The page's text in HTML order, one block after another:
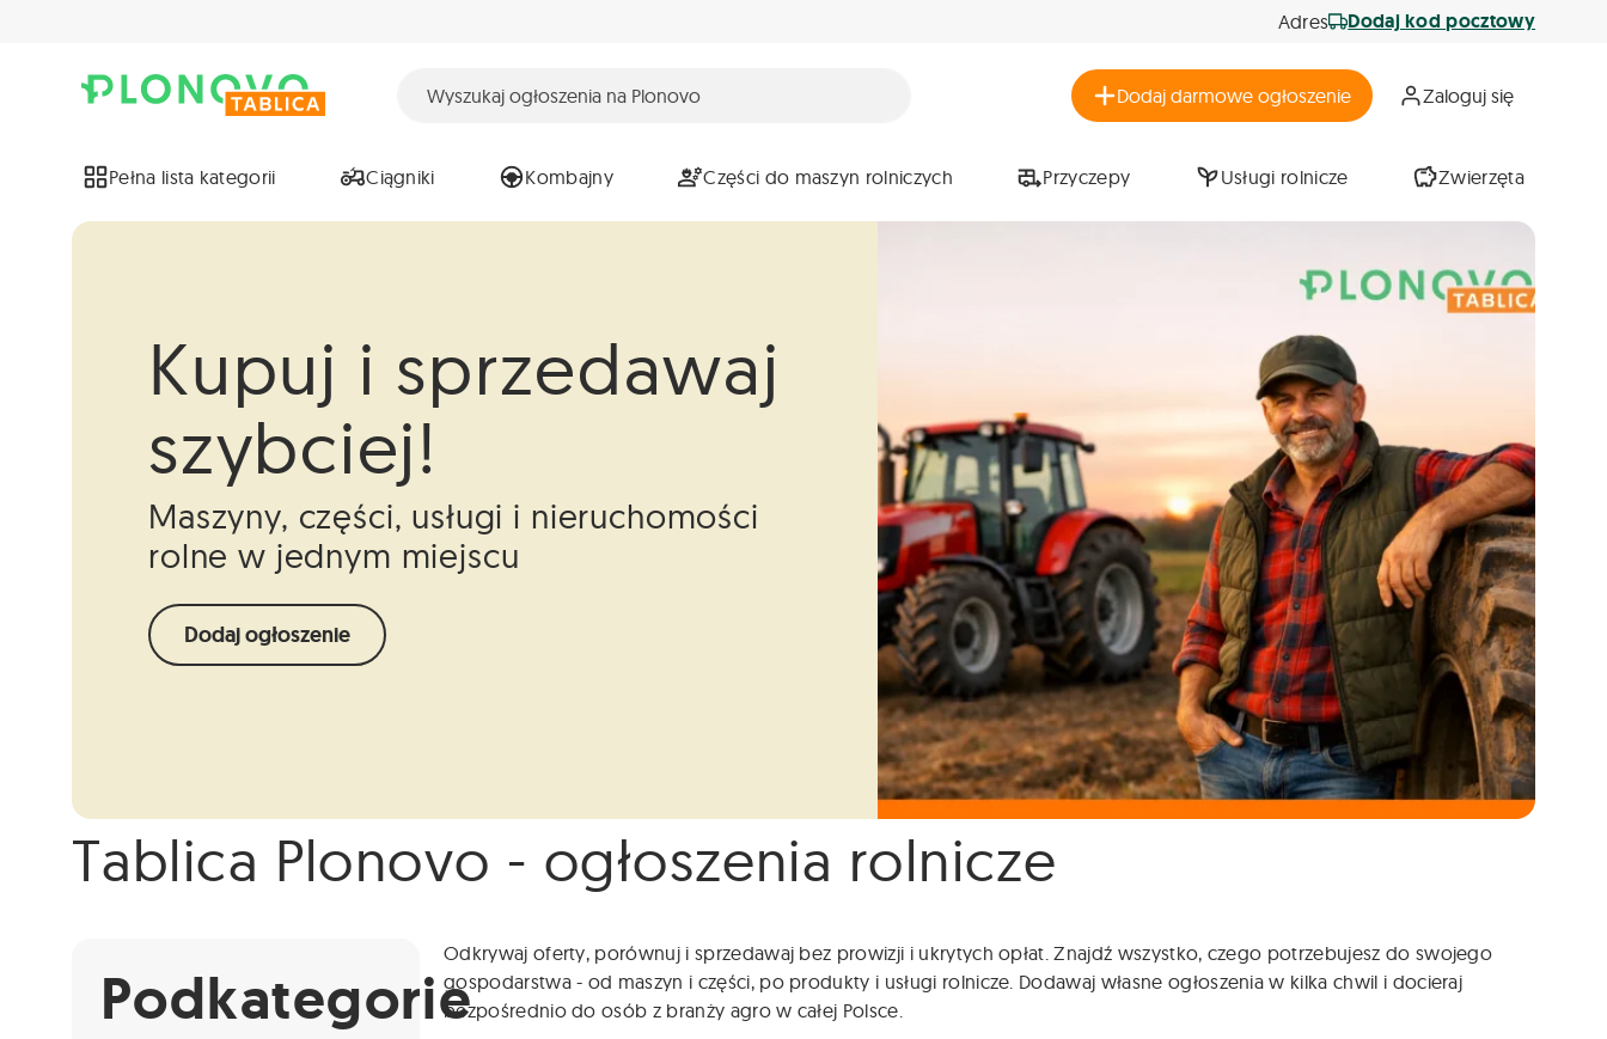
Adres Dodaj kod pocztowy
Dodaj darmowe ogłoszenie Zaloguj się
Pełna lista kategorii Ciągniki Kombajny Części do maszyn rolniczych Przyczepy Usługi rolnicze Zwierzęta
Kupuj i sprzedawaj
szybciej!
Maszyny, części, usługi i nieruchomości
rolne w jednym miejscu
Dodaj ogłoszenie
Info
Niestety ogłoszenie nie jest już dostępne.
Tablica Plonovo - ogłoszenia rolnicze
Podkategorie
Odkrywaj oferty, porównuj i sprzedawaj bez prowizji i ukrytych opłat. Znajdź wszystko, czego potrzebujesz do swojego
gospodarstwa - od maszyn i części, po produkty i usługi rolnicze. Dodawaj własne ogłoszenia w kilka chwil i docieraj
bezpośrednio do osób z branży agro w całej Polsce.